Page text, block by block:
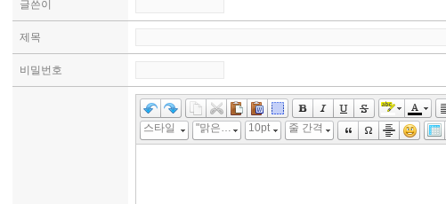
글쓴이
제목
비밀번호
스타일 "맑은 고딕", 굴림, "Malgun Gothic", gulim 10pt 줄 간격